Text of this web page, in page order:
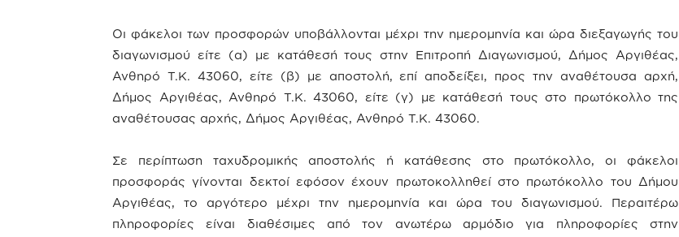
Οι φάκελοι των προσφορών υποβάλλονται μέχρι την ημερομηνία και ώρα διεξαγωγής του
διαγωνισμού είτε (α) με κατάθεσή τους στην Επιτροπή Διαγωνισμού, Δήμος Αργιθέας,
Ανθηρό Τ.Κ. 43060, είτε (β) με αποστολή, επί αποδείξει, προς την αναθέτουσα αρχή,
Δήμος Αργιθέας, Ανθηρό Τ.Κ. 43060, είτε (γ) με κατάθεσή τους στο πρωτόκολλο της
αναθέτουσας αρχής, Δήμος Αργιθέας, Ανθηρό Τ.Κ. 43060.
Σε περίπτωση ταχυδρομικής αποστολής ή κατάθεσης στο πρωτόκολλο, οι φάκελοι
προσφοράς γίνονται δεκτοί εφόσον έχουν πρωτοκολληθεί στο πρωτόκολλο του Δήμου
Αργιθέας, το αργότερο μέχρι την ημερομηνία και ώρα του διαγωνισμού. Περαιτέρω
πληροφορίες είναι διαθέσιμες από τον ανωτέρω αρμόδιο για πληροφορίες στην